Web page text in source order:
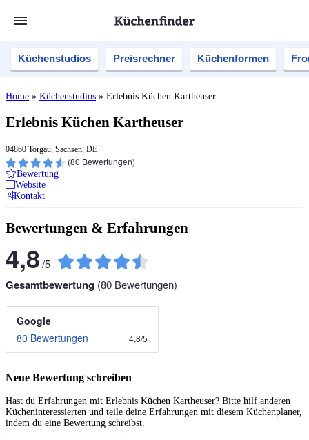
Küchenstudios Preisrechner Küchenformen
Home » Küchenstudios » Erlebnis Küchen Kartheuser
Erlebnis Küchen Kartheuser
04860 Torgau, Sachsen, DE
(80 Bewertungen)
Bewertung
Website
Kontakt
Bewertungen & Erfahrungen
4,8/5
Gesamtbewertung (80 Bewertungen)
Google
80 Bewertungen
4,8/5
Neue Bewertung schreiben
Hast du Erfahrungen mit Erlebnis Küchen Kartheuser? Bitte hilf anderen
Kücheninteressierten und teile deine Erfahrungen mit diesem Küchenplaner,
indem du eine Bewertung schreibst.